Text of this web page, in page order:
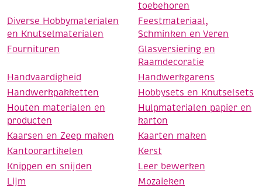
toebehoren
Diverse Hobbymaterialen
en Knutselmaterialen
Feestmateriaal,
Schminken en Veren
Fournituren
Glasversiering en
Raamdecoratie
Handvaardigheid
Handwerkgarens
Handwerkpakketten
Hobbysets en Knutselsets
Houten materialen en
producten
Hulpmaterialen papier en
karton
Kaarsen en Zeep maken
Kaarten maken
Kantoorartikelen
Kerst
Knippen en snijden
Leer bewerken
Lijm
Mozaieken